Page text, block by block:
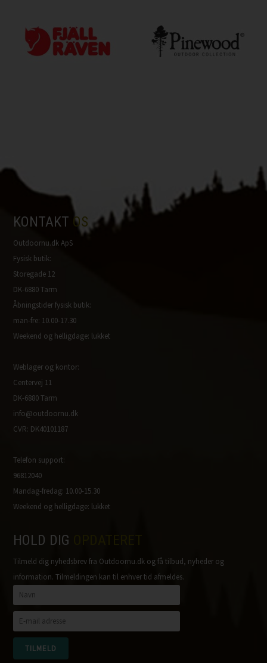
KONTAKT OS
Outdoornu.dk ApS
Fysisk butik:
Storegade 12
DK-6880 Tarm
Åbningstider fysisk butik:
man-fre: 10.00-17.30
Weekend og helligdage: lukket
Weblager og kontor:
Centervej 11
DK-6880 Tarm
info@outdoornu.dk
CVR: DK40101187
Telefon support:
96812040
Mandag-fredag: 10.00-15.30
Weekend og helligdage: lukket
HOLD DIG
Tilmeld dig nyhedsbrev fra Outdoornu.dk og få tilbud, nyheder og
information. Tilmeldingen kan til enhver tid afmeldes.